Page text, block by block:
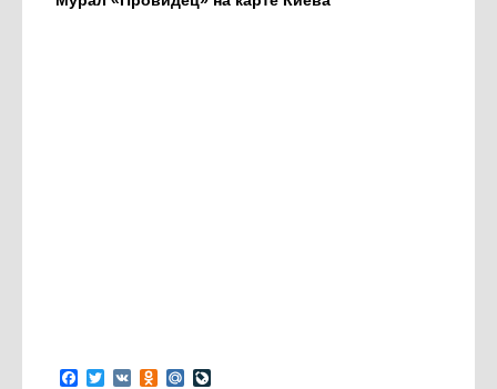
Facebook
Twitter
VK Odnoklassniki
Mail.Ru